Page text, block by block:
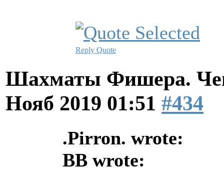
Reply Quote
Шахматы Фишера.
Нояб 2019 01:51 #434
.Pirron. wrote:
BB wrote: